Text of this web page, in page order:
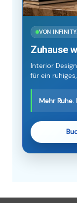
VON
Zuhause
Interior
für ein
Mehr